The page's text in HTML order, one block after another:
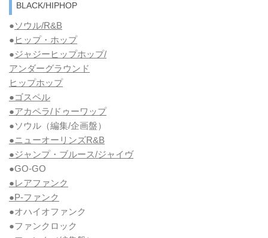
BLACK/HIPHOP
●ソウル/R&B
● ヒップ・ホップ
●ジャジーヒップホップ/
アンダーグラウンド
ヒップホップ
●ゴスペル
●アカペラ/ドゥーワップ
●ソウル （編集/企画盤）
●ニューオーリンズR&B
●ジャンプ・ブルース/ジャイヴ
●GO-GO
●レアファンク
●P-ファンク
●オハイオファンク
●ファンクロック